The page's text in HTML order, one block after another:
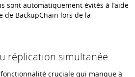
sont automatiquement évités à l’aide
de BackupChain lors de la
réplication simultanée
cruciale qui manque à